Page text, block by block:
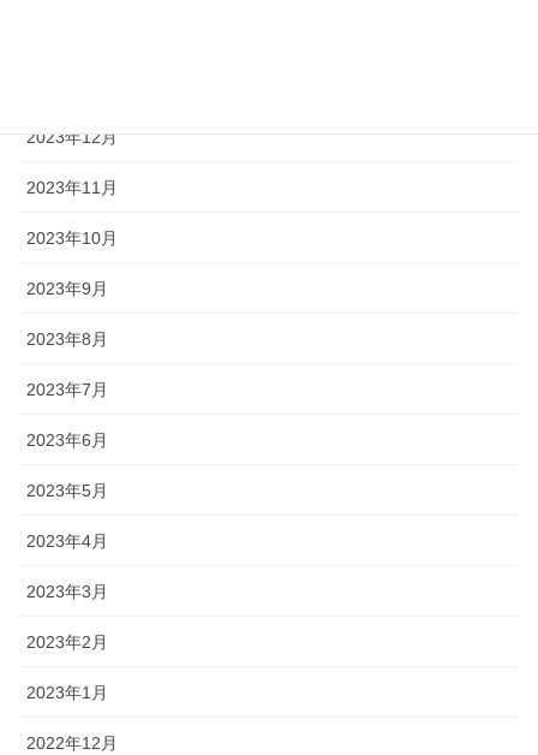
2023年12月
2023年11月
2023年10月
2023年9月
2023年8月
2023年7月
2023年6月
2023年5月
2023年4月
2023年3月
2023年2月
2023年1月
2022年12月